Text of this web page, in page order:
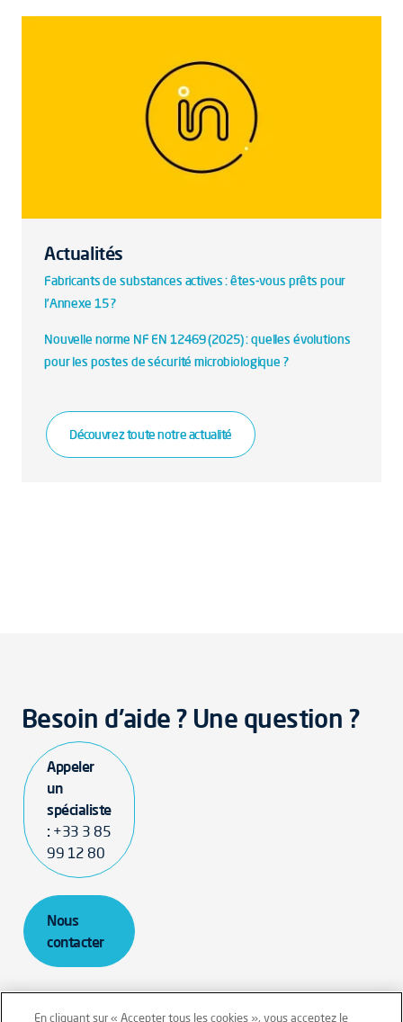
Actualités
Fabricants de substances actives : êtes-vous prêts pour
l’Annexe 15 ?
Nouvelle norme NF EN 12469 (2025) : quelles évolutions
pour les postes de sécurité microbiologique ?
Découvrez toute notre actualité
Besoin d'aide ? Une question ?
Appeler
un
spécialiste
: +33 3 85
99 12 80
Nous
contacter
En cliquant sur « Accepter tous les cookies », vous acceptez le